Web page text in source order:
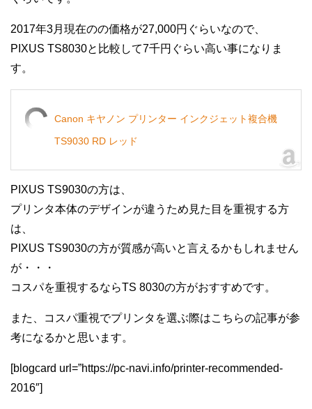
2017年3月現在のの価格が27,000円ぐらいなので、
PIXUS TS8030と比較して7千円ぐらい高い事になりま
す。
Canon キヤノン プリンター インクジェット複合機
TS9030 RD レッド
PIXUS TS9030の方は、
プリンタ本体のデザインが違うため見た目を重視する方
は、
PIXUS TS9030の方が質感が高いと言えるかもしれません
が・・・
コスパを重視するならTS 8030の方がおすすめです。
また、コスパ重視でプリンタを選ぶ際はこちらの記事が参
考になるかと思います。
[blogcard url=”https://pc-navi.info/printer-recommended-
2016″]